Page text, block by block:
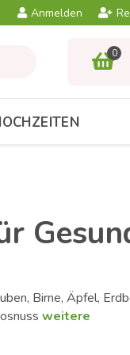
Anmelden
0
Birne, Äpfel,
weitere